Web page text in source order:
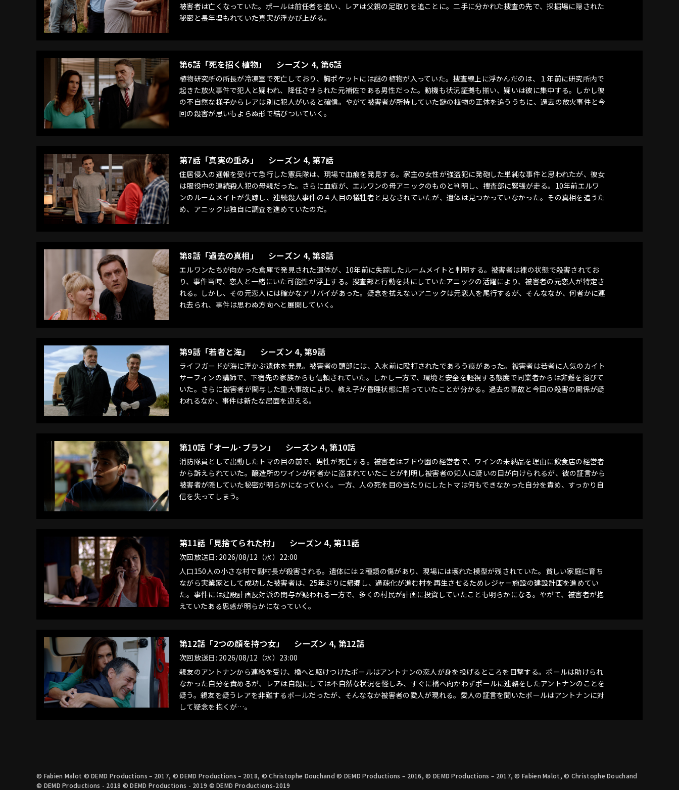
被害者は亡くなっていた。ポールは前任者を追い、レアは父親の足取りを追ことに。二手に分かれた捜査の先で、採掘場に隠された
秘密と長年埋もれていた真実が浮かび上がる。
第6話「死を招く植物」 シーズン 4, 第6話
植物研究所の所長が冷凍室で死亡しており、胸ポケットには謎の植物が入っていた。捜査線上に浮かんだのは、１年前に研究所内で
起きた放火事件で犯人と疑われ、降任させられた元補佐である男性だった。動機も状況証拠も揃い、疑いは彼に集中する。しかし彼
の不自然な様子からレアは別に犯人がいると確信。やがて被害者が所持していた謎の植物の正体を追ううちに、過去の放火事件と今
回の殺害が思いもよらぬ形で結びついていく。
第7話「真実の重み」 シーズン 4, 第7話
住居侵入の通報を受けて急行した憲兵隊は、現場で血痕を発見する。家主の女性が強盗犯に発砲した単純な事件と思われたが、彼女
は服役中の連続殺人犯の母親だった。さらに血痕が、エルワンの母アニックのものと判明し、捜査部に緊張が走る。10年前エルワ
ンのルームメイトが失踪し、連続殺人事件の４人目の犠牲者と見なされていたが、遺体は見つかっていなかった。その真相を追うた
め、アニックは独自に調査を進めていたのだ。
第8話「過去の真相」 シーズン 4, 第8話
エルワンたちが向かった倉庫で発見された遺体が、10年前に失踪したルームメイトと判明する。被害者は裸の状態で殺害されてお
り、事件当時、恋人と一緒にいた可能性が浮上する。捜査部と行動を共にしていたアニックの活躍により、被害者の元恋人が特定さ
れる。しかし、その元恋人には確かなアリバイがあった。疑念を拭えないアニックは元恋人を尾行するが、そんななか、何者かに連
れ去られ、事件は思わぬ方向へと展開していく。
第9話「若者と海」 シーズン 4, 第9話
ライフガードが海に浮かぶ遺体を発見。被害者の頭部には、入水前に殴打されたであろう痕があった。被害者は若者に人気のカイト
サーフィンの講師で、下宿先の家族からも信頼されていた。しかし一方で、環境と安全を軽視する態度で同業者からは非難を浴びて
いた。さらに被害者が関与した重大事故により、教え子が昏睡状態に陥っていたことが分かる。過去の事故と今回の殺害の関係が疑
われるなか、事件は新たな局面を迎える。
第10話「オール･ブラン」 シーズン 4, 第10話
消防隊員として出動したトマの目の前で、男性が死亡する。被害者はブドウ園の経営者で、ワインの未納品を理由に飲食店の経営者
から訴えられていた。醸造所のワインが何者かに盗まれていたことが判明し被害者の知人に疑いの目が向けられるが、彼の証言から
被害者が隠していた秘密が明らかになっていく。一方、人の死を目の当たりにしたトマは何もできなかった自分を責め、すっかり自
信を失ってしまう。
第11話「見捨てられた村」 シーズン 4, 第11話
次回放送日: 2026/08/12（水）22:00
人口150人の小さな村で副村長が殺害される。遺体には２種類の傷があり、現場には壊れた模型が残されていた。貧しい家庭に育ち
ながら実業家として成功した被害者は、25年ぶりに帰郷し、過疎化が進む村を再生させるためレジャー施設の建設計画を進めてい
た。事件には建設計画反対派の関与が疑われる一方で、多くの村民が計画に投資していたことも明らかになる。やがて、被害者が抱
えていたある思惑が明らかになっていく。
第12話「2つの顔を持つ女」 シーズン 4, 第12話
次回放送日: 2026/08/12（水）23:00
親友のアントナンから連絡を受け、橋へと駆けつけたポールはアントナンの恋人が身を投げるところを目撃する。ポールは助けられ
なかった自分を責めるが、レアは自殺にしては不自然な状況を怪しみ、すぐに橋へ向かわずポールに連絡をしたアントナンのことを
疑う。親友を疑うレアを非難するポールだったが、そんななか被害者の愛人が現れる。愛人の証言を聞いたポールはアントナンに対
して疑念を抱くが…。
© Fabien Malot © DEMD Productions – 2017, © DEMD Productions – 2018, © Christophe Douchand © DEMD Productions – 2016, © DEMD Productions – 2017, © Fabien Malot, © Christophe Douchand
© DEMD Productions - 2018 © DEMD Productions - 2019 © DEMD Productions-2019